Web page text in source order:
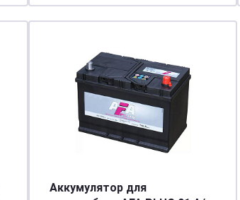
Аккумулятор для